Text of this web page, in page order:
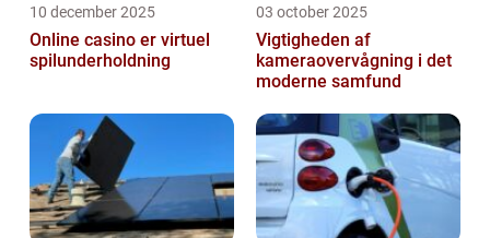
10 december 2025
Online casino er virtuel
spilunderholdning
03 october 2025
Vigtigheden af
kameraovervågning i det
moderne samfund